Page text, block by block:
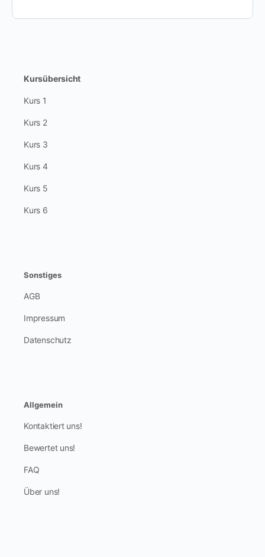
Kursübersicht
Kurs 1
Kurs 2
Kurs 3
Kurs 4
Kurs 5
Kurs 6
Sonstiges
AGB
Impressum
Datenschutz
Allgemein
Kontaktiert uns!
Bewertet uns!
FAQ
Über uns!